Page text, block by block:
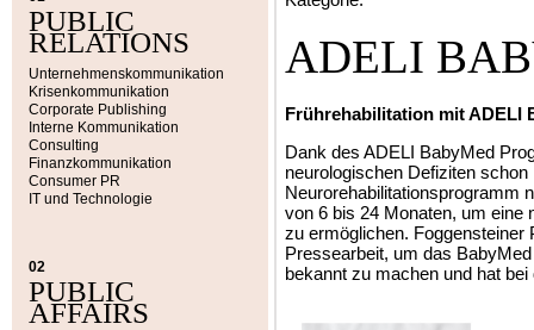
PUBLIC
RELATIONS
Unternehmenskommunikation
Krisenkommunikation
Corporate Publishing
Interne Kommunikation
Consulting
Finanzkommunikation
Consumer PR
IT und Technologie
02
PUBLIC
AFFAIRS
ADELI
Frührehabilitation mit ADELI
Dank des ADELI BabyMed
neurologischen Defiziten
Neurorehabilitationsprogramm
von 6 bis 24 Monaten, um eine
zu ermöglichen.
Pressearbeit, um das
bekannt zu machen und hat